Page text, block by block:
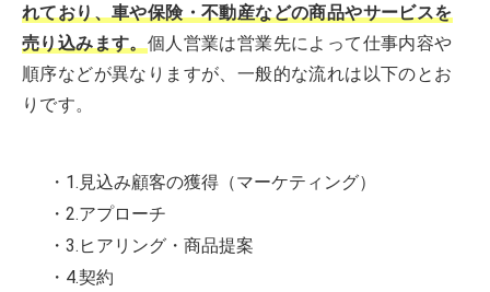
れており、車や保険・不動産などの商品やサービスを
売り込みます。 個人営業は営業先によって仕事内容や
順序などが異なりますが、一般的な流れは以下のとお
りです。
・1.見込み顧客の獲得（マーケティング）
・2.アプローチ
・3.ヒアリング・商品提案
・4.契約